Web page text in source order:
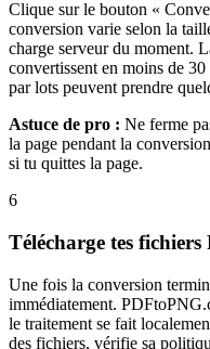
Clique sur le bouton «
conversion varie selon la
charge serveur du moment.
convertissent en moins de
par lots peuvent prendre
Astuce de pro : Ne ferme
la page pendant la
si tu quittes la page.
6
Télécharge tes fichiers
Une fois la conversion
immédiatement.
le traitement se fait
des fichiers, vérifie sa